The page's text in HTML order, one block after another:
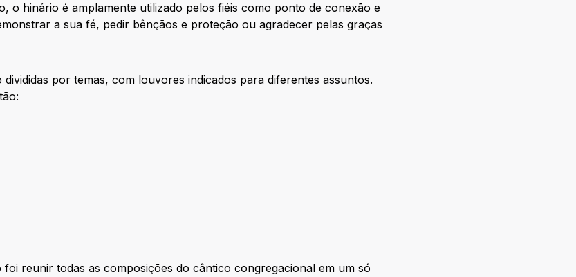
o hinário é amplamente utilizado pelos fiéis como ponto de conexão e
a sua fé, pedir bênçãos e proteção ou agradecer pelas graças
divididas por temas, com louvores indicados para diferentes assuntos.
reunir todas as composições do cântico congregacional em um só